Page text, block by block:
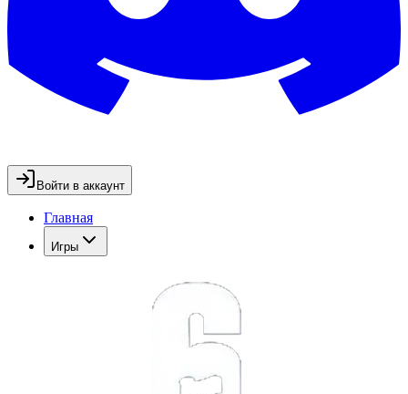
Войти в аккаунт
Главная
Игры